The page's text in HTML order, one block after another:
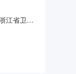
江省卫生